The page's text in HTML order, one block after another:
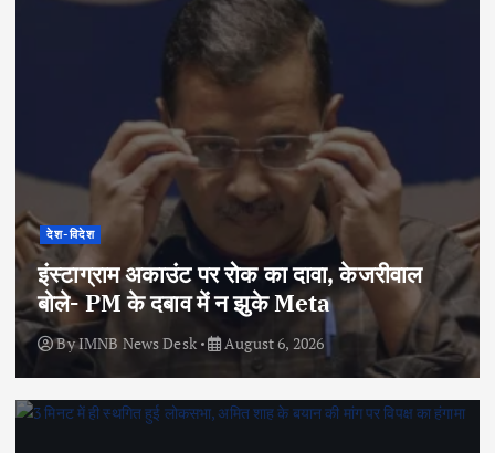
देश-विदेश
इंस्टाग्राम अकाउंट पर रोक का दावा, केजरीवाल
बोले- PM के दबाव में न झुके Meta
ByIMNB News Desk August 6, 2026